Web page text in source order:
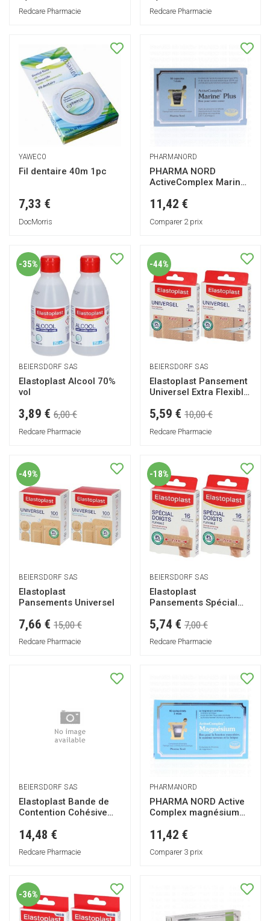
Redcare Pharmacie Redcare Pharmacie
YAWECO
Fil dentaire 40m 1pc
7,33 €
DocMorris
PHARMANORD
PHARMA NORD
ActiveComplex Marine
11,42 €
Comparer 2 prix
-35%
BEIERSDORF SAS
Elastoplast Alcool 70%
vol
3,89 € 6,00 €
Redcare Pharmacie
-44%
BEIERSDORF SAS
Elastoplast Pansement
Universel Extra Flexible
5,59 € 10,00 €
Redcare Pharmacie
-49%
BEIERSDORF SAS
Elastoplast
Pansements Universel
7,66 € 15,00 €
Redcare Pharmacie
-18%
BEIERSDORF SAS
Elastoplast
Pansements Spécial
mm
5,74 € 7,00 €
Redcare Pharmacie
BEIERSDORF SAS
Elastoplast Bande de
Contention Cohésive
14,48 €
Redcare Pharmacie
PHARMANORD
PHARMA NORD Active
Complex magnésium
11,42 €
Comparer 3 prix
-36%